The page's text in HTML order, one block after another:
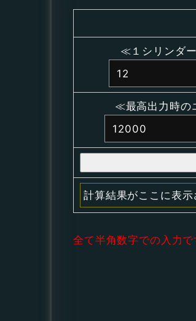
≪１シリンダ
≪最高出力時の
計算結果がここに表示
全て半角数字での入力で